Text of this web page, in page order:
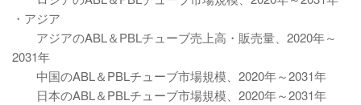
・アジア
アジアのABL＆PBLチューブ売上高・販売量、2020年～
2031年
中国のABL＆PBLチューブ市場規模、2020年～2031年
日本のABL＆PBLチューブ市場規模、2020年～2031年